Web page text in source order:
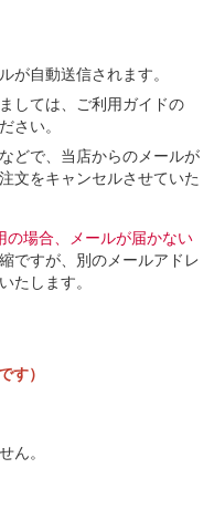
が自動送信されます。
しては、ご利用ガイドの
さい。
どで、当店からのメールが
文をキャンセルさせていた
の場合、メールが届かない
ですが、別のメールアドレ
たします。
す）
ん。